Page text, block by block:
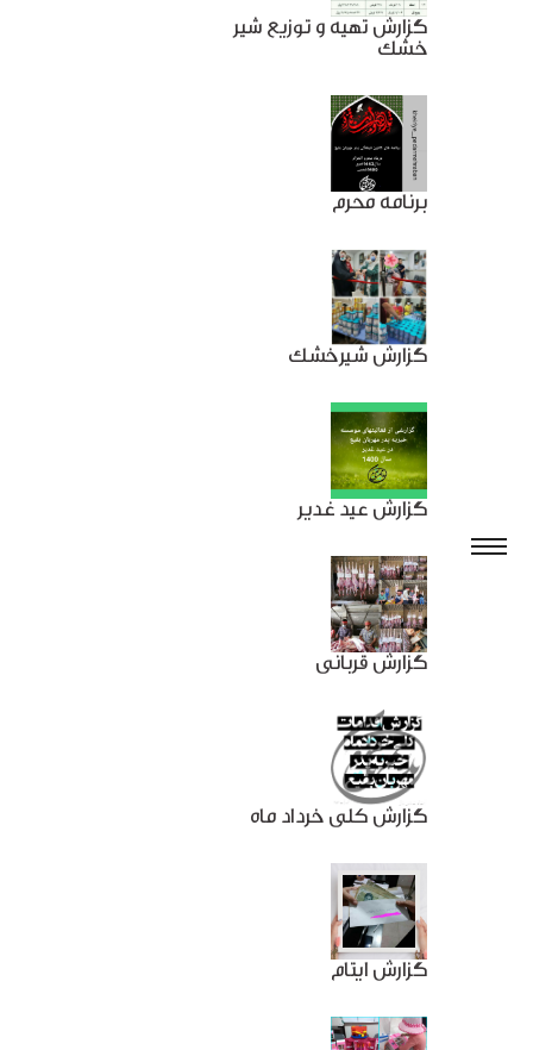
گزارش تهیه و توزیع شیر
خشک
برنامه محرم
گزارش شیرخشک
گزارش عید غدیر
گزارش قربانی
گزارش کلی خرداد ماه
گزارش ایتام